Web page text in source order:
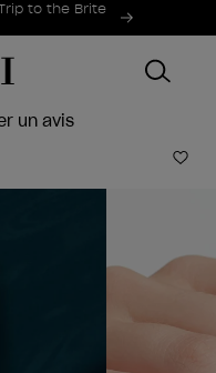
Trip to the Brite
un avis